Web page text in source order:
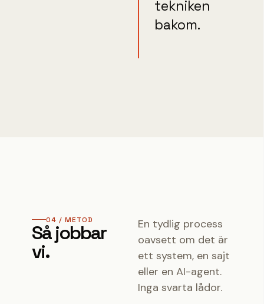
tekniken
bakom.
04 / METOD
Så jobbar
vi.
En tydlig process
oavsett om det är
ett system, en sajt
eller en AI-agent.
Inga svarta lådor.